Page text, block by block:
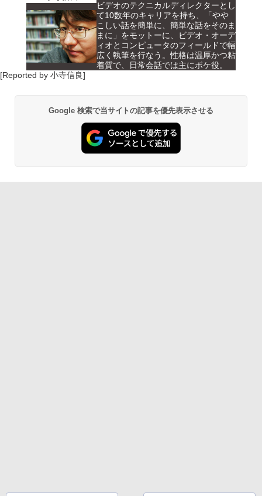
ビデオのテクニカルディレクターとし
て10数年のキャリアを持ち、「やや
こしい話を簡単に、簡単な話をそのま
まに」をモットーに、ビデオ・オーデ
ィオとコンピュータのフィールドで幅
広く執筆を行なう。性格は温厚かつ粘
着質で、日常会話では主にボケ役。
[Reported by 小寺信良]
Google 検索で当サイトの記事を優先表示させる